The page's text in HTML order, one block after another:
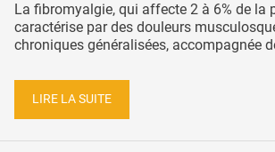
La fibromyalgie, qui affecte 2 à 6% de la
caractérise par des douleurs
chroniques généralisées, accompagnée
LIRE LA SUITE